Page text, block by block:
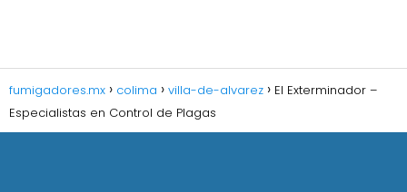
fumigadores.mx colima villa-de-alvarez
El Exterminador –
Especialistas en Control de Plagas